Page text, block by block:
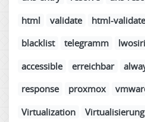
html
validate html-validate
blacklist
telegramm
accessible
erreichbar
response
proxmox
Virtualization
Virtualisierung